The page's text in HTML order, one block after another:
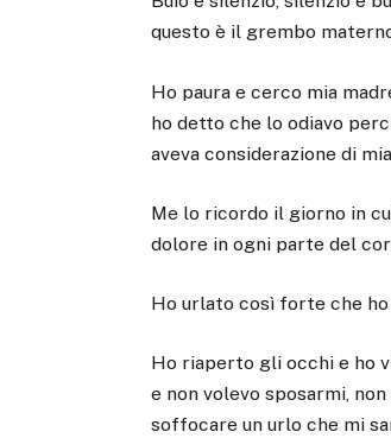
questo è il grembo
Ho paura e cerco mia
ho detto che lo odiavo
aveva considerazione di
Me lo ricordo il giorno in
dolore in ogni parte del
Ho urlato così forte che ho
Ho riaperto gli occhi e ho
e non volevo sposarmi,
soffocare un urlo che mi